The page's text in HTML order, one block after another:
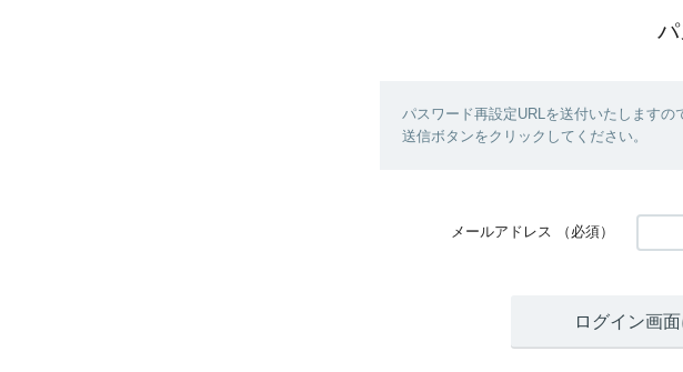
パスワード再設定URLを送付いたしますの
送信ボタンをクリックしてください。
メールアドレス （必須）
ログイン画